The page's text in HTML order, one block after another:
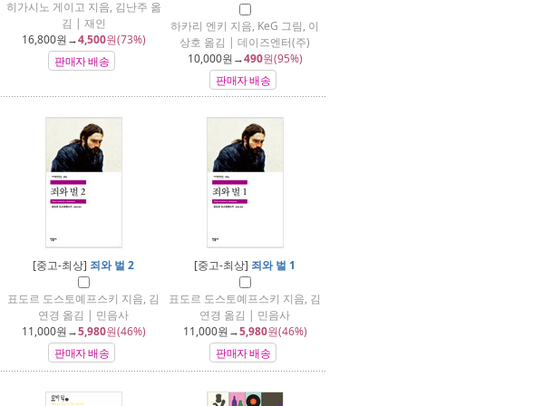
히가시노 게이고 지음, 김난주 옮
김 | 재인
16,800원→4,500원(73%)
판매자 배송
하카리 엔키 지음, KeG 그림, 이
상호 옮김 | 데이즈엔터(주)
10,000원→490원(95%)
판매자 배송
[중고-최상] 죄와 벌 2
표도르 도스토예프스키 지음, 김
연경 옮김 | 민음사
11,000원→5,980원(46%)
판매자 배송
[중고-최상] 죄와 벌 1
표도르 도스토예프스키 지음, 김
연경 옮김 | 민음사
11,000원→5,980원(46%)
판매자 배송